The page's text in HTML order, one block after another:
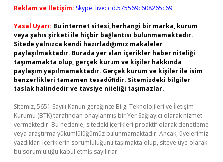
Reklam ve İletişim: Skype: live:.cid.575569c608265c69
Yasal Uyarı: Bu internet sitesi, herhangi bir marka, kurum
veya şahıs şirketi ile hiçbir bağlantısı bulunmamaktadır.
Sitede yalnızca kendi hazırladığımız makaleler
paylaşılmaktadır. Burada yer alan içerikler haber niteliği
taşımamakta olup, gerçek kurum ve kişiler hakkında
paylaşım yapılmamaktadır. Gerçek kurum ve kişiler ile isim
benzerlikleri tamamen tesadüfidir. Sitemizdeki bilgiler
taslak halindedir ve tavsiye niteliği taşımazlar.
Sitemiz, 5651 Sayılı Kanun gereğince Bilgi Teknolojileri ve İletişim
Kurumu (BTK) tarafından onaylanmış bir Yer Sağlayıcı olarak hizmet
vermektedir. Bu nedenle, sitedeki içerikleri proaktif olarak denetleme
veya araştırma yükümlülüğümüz bulunmamaktadır. Ancak, üyelerimiz
yazdıkları içeriklerin sorumluluğunu taşımakta olup, siteye üye olarak
bu sorumluluğu kabul etmiş sayılırlar.